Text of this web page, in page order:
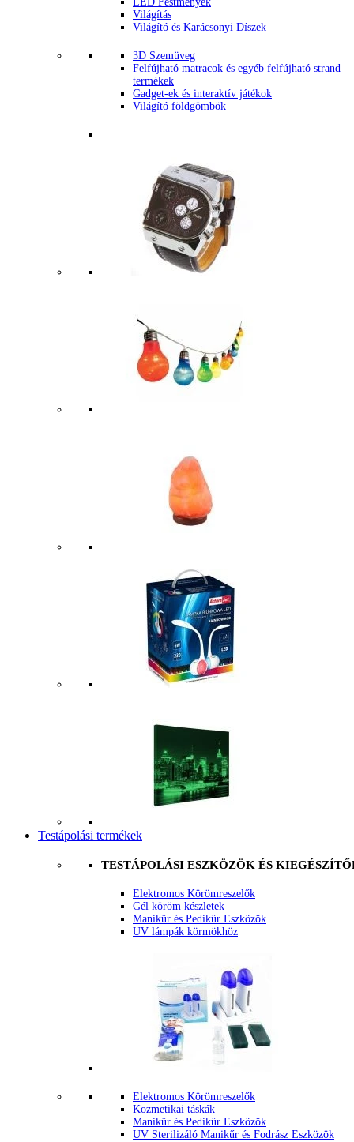
Világítás
Világító és Karácsonyi Díszek
3D Szemüveg
Felfújható matracok és egyéb felfújható strand
termékek
Gadget-ek és interaktív játékok
Világító földgömbök
Testápolási termékek
TESTÁPOLÁSI ESZKÖZÖK ÉS
Elektromos Körömreszelők
Gél köröm készletek
Manikűr és Pedikűr Eszközök
UV lámpák körmökhöz
Elektromos Körömreszelők
Kozmetikai táskák
Manikűr és Pedikűr Eszközök
UV Sterilizáló Manikűr és Fodrász Eszközök